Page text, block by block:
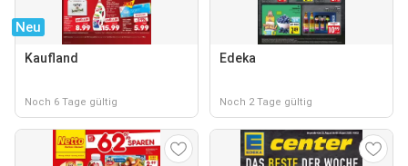
Neu
Kaufland
Noch 6 Tage gültig
Edeka
Noch 2 Tage gültig